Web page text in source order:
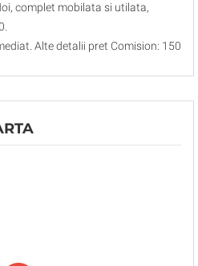
complet mobilata si utilata,
Alte detalii pret Comision: 150